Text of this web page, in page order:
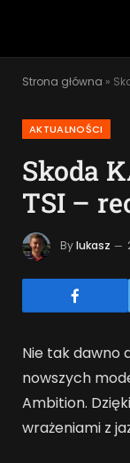
Strona główna »
AKTUALNOŚCI
Skoda
TSI –
Bylukasz
Nie tak dawno
nowszych
Ambition.
wrażeniami z